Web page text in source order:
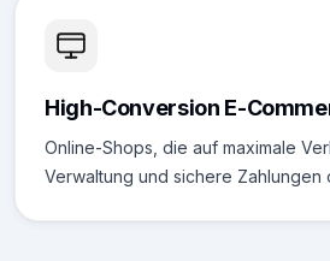
High-Conversion E-
Online-Shops, die auf maximale
Verwaltung und sichere Zahlungen